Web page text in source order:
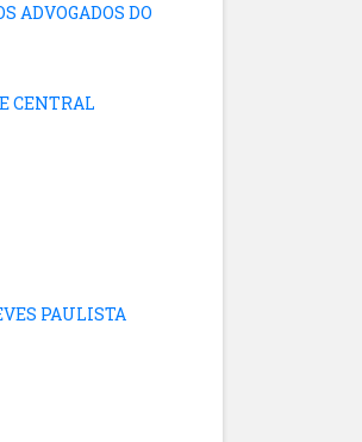
ADVOGADOS DO
CENTRAL
PAULISTA